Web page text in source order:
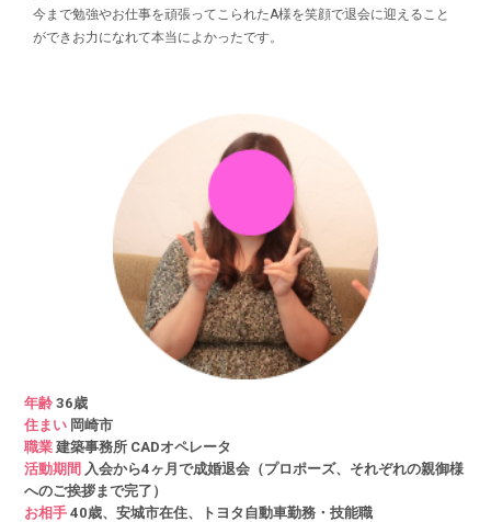
今まで勉強やお仕事を頑張ってこられたA様を笑顔で退会に迎えること
ができお力になれて本当によかったです。
年齢 36歳
住まい 岡崎市
職業 建築事務所 CADオペレータ
活動期間 入会から4ヶ月で成婚退会（プロポーズ、それぞれの親御様
へのご挨拶まで完了）
お相手 40歳、安城市在住、トヨタ自動車勤務・技能職